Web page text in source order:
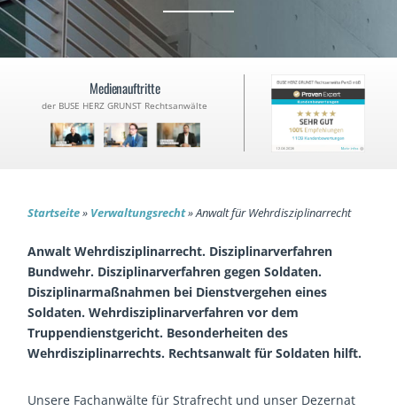
Medienauftritte
der BUSE HERZ GRUNST Rechtsanwälte
Startseite» Verwaltungsrecht»Anwalt für Wehrdisziplinarrecht
Anwalt Wehrdisziplinarrecht. Disziplinarverfahren
Bundwehr. Disziplinarverfahren gegen Soldaten.
Disziplinarmaßnahmen bei Dienstvergehen eines
Soldaten. Wehrdisziplinarverfahren vor dem
Truppendienstgericht. Besonderheiten des
Wehrdisziplinarrechts. Rechtsanwalt für Soldaten hilft.
Unsere Fachanwälte für Strafrecht und unser Dezernat